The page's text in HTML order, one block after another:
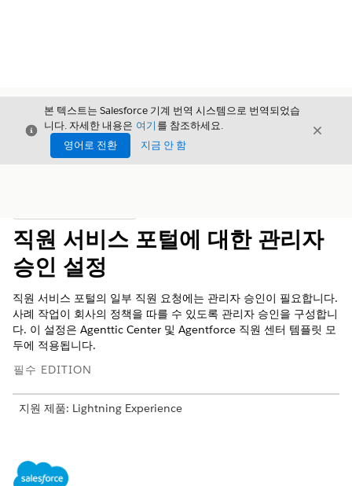
닫기
본 텍스트는 Salesforce 기계 번역 시스템으로 번역되었습
니다. 자세한 내용은 여기 를 참조하세요.
영어로 전환
지금 안 함
닫기
직원 서비스 포털에 대한 관리자
승인 설정
직원 서비스 포털의 일부 직원 요청에는 관리자 승인이 필요합니다.
사례 작업이 회사의 정책을 따를 수 있도록 관리자 승인을 구성합니
다. 이 설정은 Agenttic Center 및 Agentforce 직원 센터 템플릿 모
두에 적용됩니다.
필수 EDITION
지원 제품: Lightning Experience